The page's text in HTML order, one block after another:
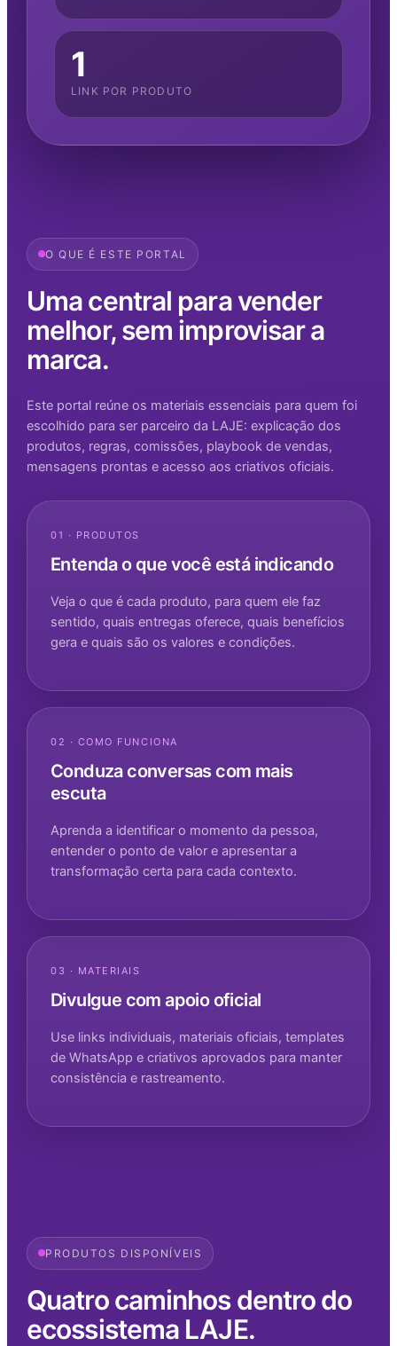
1
LINK POR PRODUTO
O QUE É ESTE PORTAL
Uma central para vender
melhor, sem improvisar a
marca.
Este portal reúne os materiais essenciais para quem foi
escolhido para ser parceiro da LAJE: explicação dos
produtos, regras, comissões, playbook de vendas,
mensagens prontas e acesso aos criativos oficiais.
01 · PRODUTOS
Entenda o que você está indicando
Veja o que é cada produto, para quem ele faz
sentido, quais entregas oferece, quais benefícios
gera e quais são os valores e condições.
02 · COMO FUNCIONA
Conduza conversas com mais
escuta
Aprenda a identificar o momento da pessoa,
entender o ponto de valor e apresentar a
transformação certa para cada contexto.
03 · MATERIAIS
Divulgue com apoio oficial
Use links individuais, materiais oficiais, templates
de WhatsApp e criativos aprovados para manter
consistência e rastreamento.
PRODUTOS DISPONÍVEIS
Quatro caminhos dentro do
ecossistema LAJE.